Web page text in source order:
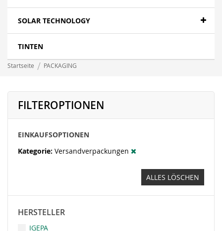
SOLAR TECHNOLOGY
TINTEN
Startseite PACKAGING
FILTEROPTIONEN
EINKAUFSOPTIONEN
Kategorie Versandverpackungen
ALLES LÖSCHEN
HERSTELLER
IGEPA